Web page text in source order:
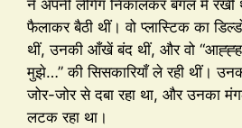
ने अपनी लेंगिंग निकालकर बगल में रखी
फैलाकर बैठी थीं। वो प्लास्टिक का
थीं, उनकी आँखें बंद थीं, और वो
मुझे…” की सिसकारियाँ ले रही थीं।
जोर-जोर से दबा रहा था, और उनका
लटक रहा था।